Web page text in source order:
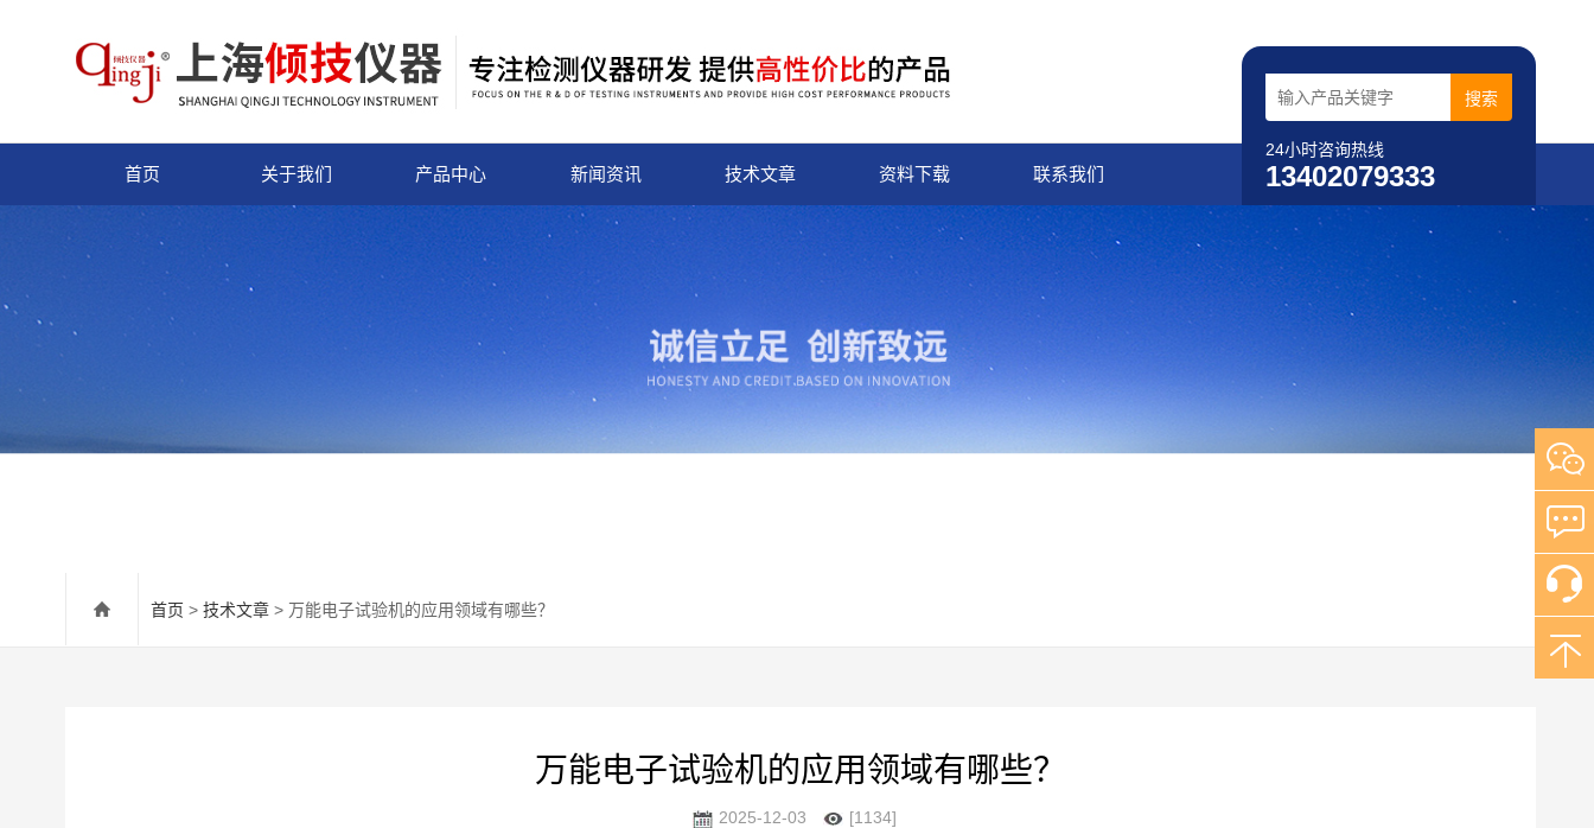
24小时咨询热线
13402079333
首页 关于我们 产品中心 新闻资讯 技术文章 资料下载 联系我们
首页 > 技术文章 > 万能电子试验机的应用领域有哪些？
万能电子试验机的应用领域有哪些？
2025-12-03 [1134]